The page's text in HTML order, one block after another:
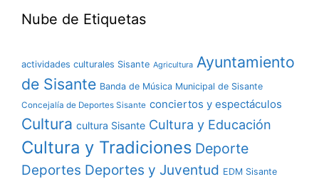
Nube de Etiquetas
actividades culturales Sisante Agricultura Ayuntamiento
de Sisante Banda de Música Municipal de Sisante
Concejalía de Deportes Sisante conciertos y espectáculos
Cultura cultura Sisante Cultura y Educación
Cultura y Tradiciones Deporte
Deportes Deportes y Juventud EDM Sisante